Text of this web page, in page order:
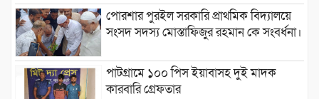
পোরশার পুরইল সরকারি প্রাথমিক বিদ্যালয়ে
সংসদ সদস্য মোস্তাফিজুর রহমান কে সংবর্ধনা।
পাটগ্রামে ১০০ পিস ইয়াবাসহ দুই মাদক
কারবারি গ্রেফতার